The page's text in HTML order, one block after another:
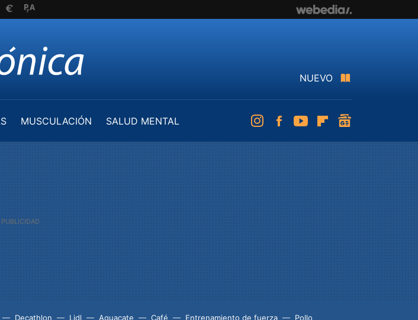
NUEVO
MUSCULACIÓN
SALUD MENTAL
InstagramFacebookYoutubeFlipboard
Decathlon Lidl Aguacate Café Entrenamiento de fuerza Pollo